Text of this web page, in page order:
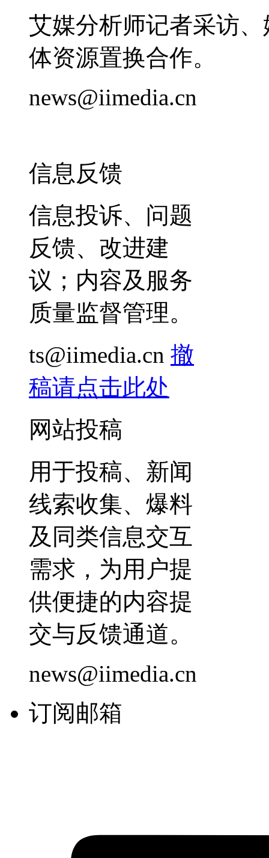
艾媒分析师记者采访
体资源置换合作。
news@iimedia.cn
信息反馈
信息投诉、问题
反馈、改进建
议；内容及服务
质量监督管理。
ts@iimedia.cn 撤
稿请点击此处
网站投稿
用于投稿、新闻
线索收集、爆料
及同类信息交互
需求，为用户提
供便捷的内容提
交与反馈通道。
news@iimedia.cn
订阅邮箱